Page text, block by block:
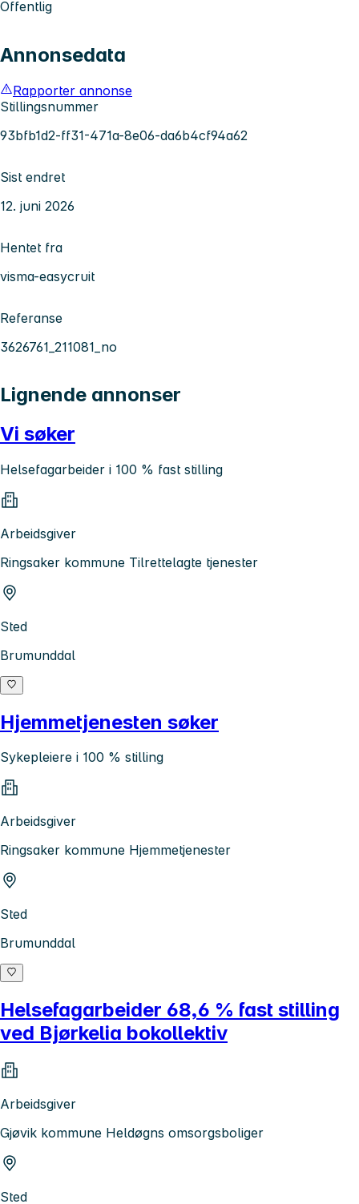
Offentlig
Annonsedata
Rapporter annonse
Stillingsnummer
93bfb1d2-ff31-471a-8e06-da6b4cf94a62
Sist endret
12. juni 2026
Hentet fra
visma-easycruit
Referanse
3626761_211081_no
Lignende annonser
Vi søker
Helsefagarbeider i 100 % fast stilling
Arbeidsgiver
Ringsaker kommune Tilrettelagte tjenester
Sted
Brumunddal
Hjemmetjenesten søker
Sykepleiere i 100 % stilling
Arbeidsgiver
Ringsaker kommune Hjemmetjenester
Sted
Brumunddal
Helsefagarbeider 68,6 % fast stilling
ved Bjørkelia bokollektiv
Arbeidsgiver
Gjøvik kommune Heldøgns omsorgsboliger
Sted